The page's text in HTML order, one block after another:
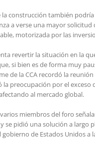
la construcción también
a verse una mayor
motorizada por las
revertir la situación en la
si bien es de forma muy
de la CCA recordó la
la preocupación por el
al mercado global.
miembros del foro
se pidió una solución a largo
gobierno de Estados Unidos